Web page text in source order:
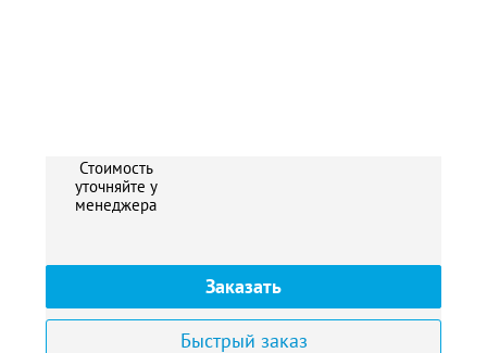
Стоимость
уточняйте у
менеджера
Заказать
Быстрый заказ